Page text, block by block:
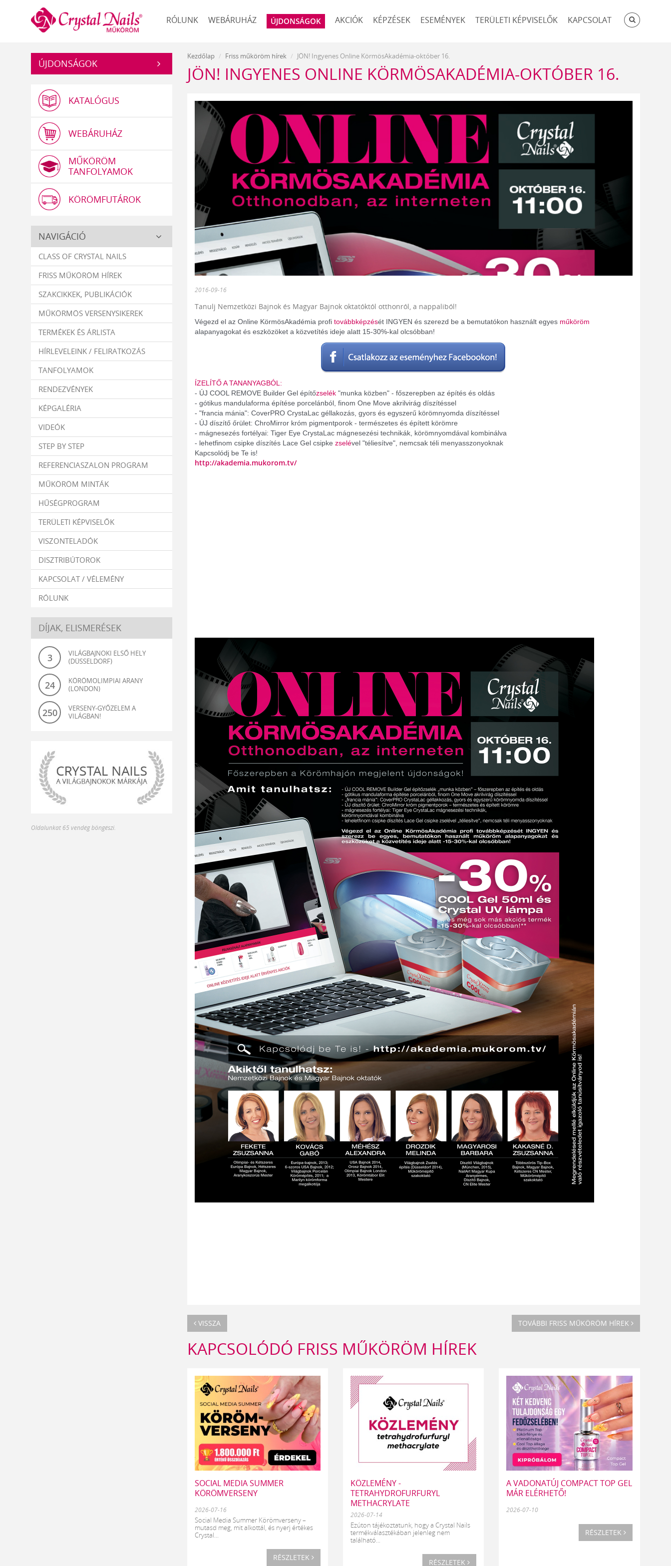
Műköröm RÓLUNK WEBÁRUHÁZ ÚJDONSÁGOK AKCIÓK KÉPZÉSEK ESEMÉNYEK TERÜLETI KÉPVISELŐK KAPCSOLAT
ÚJDONSÁGOK
KATALÓGUS
WEBÁRUHÁZ
MŰKÖRÖM
TANFOLYAMOK
KÖRÖMFUTÁROK
Crystal
Nails
NAVIGÁCIÓ
CLASS OF CRYSTAL NAILS
FRISS MŰKÖRÖM HÍREK
SZAKCIKKEK, PUBLIKÁCIÓK
MŰKÖRMÖS VERSENYSIKEREK
TERMÉKEK ÉS ÁRLISTA
HÍRLEVELEINK / FELIRATKOZÁS
TANFOLYAMOK
RENDEZVÉNYEK
KÉPGALÉRIA
VIDEÓK
STEP BY STEP
REFERENCIASZALON PROGRAM
MŰKÖRÖM MINTÁK
HŰSÉGPROGRAM
TERÜLETI KÉPVISELŐK
VISZONTELADÓK
DISZTRIBÚTOROK
KAPCSOLAT / VÉLEMÉNY
RÓLUNK
DÍJAK, ELISMERÉSEK
3
VILÁGBAJNOKI ELSŐ HELY
(DÜSSELDORF)
24
KÖRÖMOLIMPIAI ARANY
(LONDON)
250
VERSENY-GYŐZELEM A
VILÁGBAN!
és
Oldalunkat 65 vendég böngészi.
Kezdőlap Friss műköröm hírek JÖN! Ingyenes Online KörmösAkadémia-október 16.
JÖN! INGYENES ONLINE KÖRMÖSAKADÉMIA-OKTÓBER 16.
2016-09-16
Tanulj Nemzetközi Bajnok és Magyar Bajnok oktatóktól otthonról, a nappaliból!
Végezd el az Online KörmösAkadémia profi továbbképzését INGYEN és szerezd be a bemutatókon használt egyes műköröm
alapanyagokat és eszközöket a közvetítés ideje alatt 15-30%-kal olcsóbban!
ÍZELÍTŐ A TANANYAGBÓL:
- ÚJ COOL REMOVE Builder Gel építőzselék"munka közben" - főszerepben az építés és oldás
- gótikus mandulaforma építése porcelánból, finom One Move akrilvirág díszítéssel
- "francia mánia": CoverPRO CrystaLac géllakozás, gyors és egyszerű körömnyomda díszítéssel
- ÚJ díszítő őrület: ChroMirror króm pigmentporok - természetes és épített körömre
- mágnesezés fortélyai: Tiger Eye CrystaLac mágnesezési technikák, körömnyomdával kombinálva
- lehetfinom csipke díszítés Lace Gel csipke zselével "téliesítve", nemcsak téli menyasszonyoknak
Kapcsolódj be Te is!
http://akademia.mukorom.tv/
VISSZA TOVÁBBI FRISS MŰKÖRÖM HÍREK
KAPCSOLÓDÓ FRISS MŰKÖRÖM HÍREK
SOCIAL MEDIA SUMMER
KÖRÖMVERSENY
2026-07-16
Social Media Summer Körömverseny –
mutasd meg, mit alkottál, és nyerj értékes
Crystal...
RÉSZLETEK
KÖZLEMÉNY -
TETRAHYDROFURFURYL
METHACRYLATE
2026-07-14
Ezúton tájékoztatunk, hogy a Crystal Nails
termékválasztékában jelenleg nem
található...
RÉSZLETEK
A VADONATÚJ COMPACT TOP GEL
MÁR ELÉRHETŐ!
2026-07-10
RÉSZLETEK